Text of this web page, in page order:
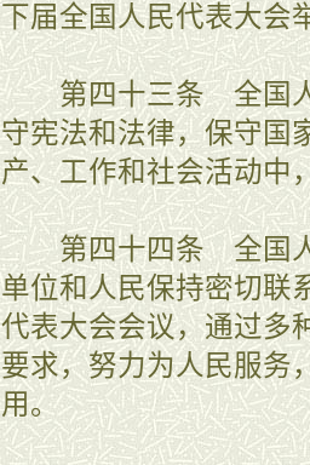
下届全国人民代表大会
第四十三条 全国人
守宪法和法律，保守国
产、工作和社会活动中
第四十四条 全国人
单位和人民保持密切联
代表大会会议，通过多
要求，努力为人民服务
用。